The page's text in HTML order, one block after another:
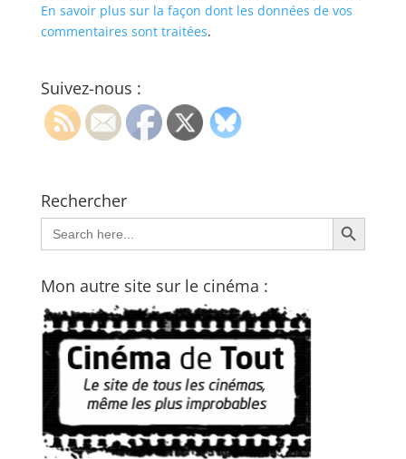
En savoir plus sur la façon dont les données de vos
commentaires sont traitées.
Suivez-nous :
Rechercher
Search
for:
Search Button
Mon autre site sur le cinéma :